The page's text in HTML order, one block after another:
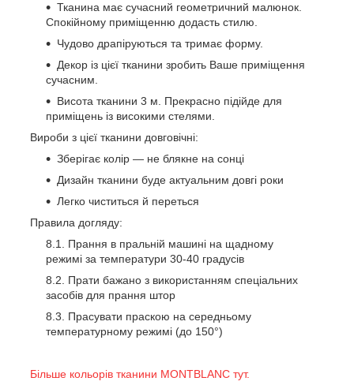
Тканина має сучасний геометричний малюнок.
Спокійному приміщенню додасть стилю.
Чудово драпіруються та тримає форму.
Декор із цієї тканини зробить Ваше приміщення
сучасним.
Висота тканини 3 м. Прекрасно підійде для
приміщень із високими стелями.
Вироби з цієї тканини довговічні:
Зберігає колір — не блякне на сонці
Дизайн тканини буде актуальним довгі роки
Легко чиститься й переться
Правила догляду:
Прання в пральній машині на щадному
режимі за температури 30-40 градусів
Прати бажано з використанням спеціальних
засобів для прання штор
Прасувати праскою на середньому
температурному режимі (до 150°)
Більше кольорів тканини MONTBLANC тут.